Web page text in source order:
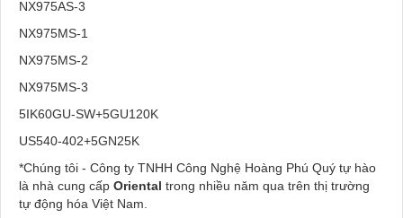
NX975AS-3
NX975MS-1
NX975MS-2
NX975MS-3
5IK60GU-SW+5GU120K
US540-402+5GN25K
*Chúng tôi - Công ty TNHH Công Nghệ Hoàng Phú Quý tự hào
là nhà cung cấp Oriental trong nhiều năm qua trên thị trường
tự động hóa Việt Nam.